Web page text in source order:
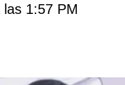
las 1:57 PM